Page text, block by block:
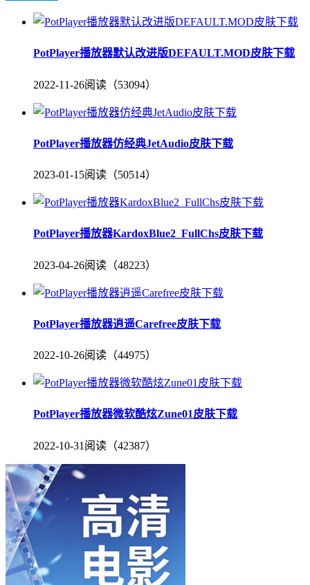
PotPlayer播放器默认改进版DEFAULT.MOD皮肤下载
2022-11-26阅读（53094）
PotPlayer播放器仿经典JetAudio皮肤下载
2023-01-15阅读（50514）
PotPlayer播放器KardoxBlue2_FullChs皮肤下载
2023-04-26阅读（48223）
PotPlayer播放器逍遥Carefree皮肤下载
2022-10-26阅读（44975）
PotPlayer播放器微软酷炫Zune01皮肤下载
2022-10-31 阅读（42387）